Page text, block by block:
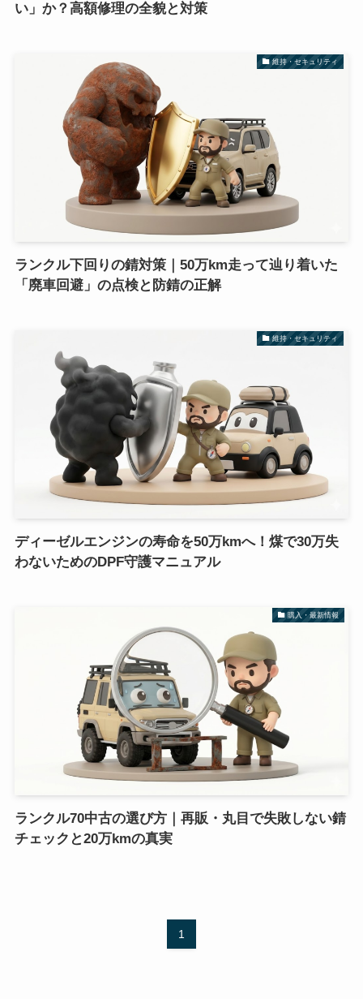
い」か？高額修理の全貌と対策
維持・セキュリティ
ランクル下回りの錆対策｜50万km走って辿り着いた
「廃車回避」の点検と防錆の正解
維持・セキュリティ
ディーゼルエンジンの寿命を50万kmへ！煤で30万失
わないためのDPF守護マニュアル
購入・最新情報
ランクル70中古の選び方｜再販・丸目で失敗しない錆
チェックと20万kmの真実
1